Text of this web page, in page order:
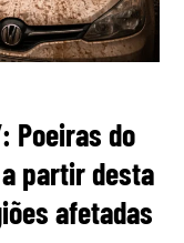
Poeiras do
a partir desta
afetadas